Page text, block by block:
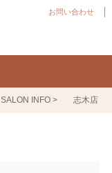
お問い合わせ
SALON INFO > 志木店